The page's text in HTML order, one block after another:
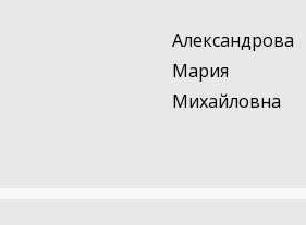
Александрова
Мария
Михайловна